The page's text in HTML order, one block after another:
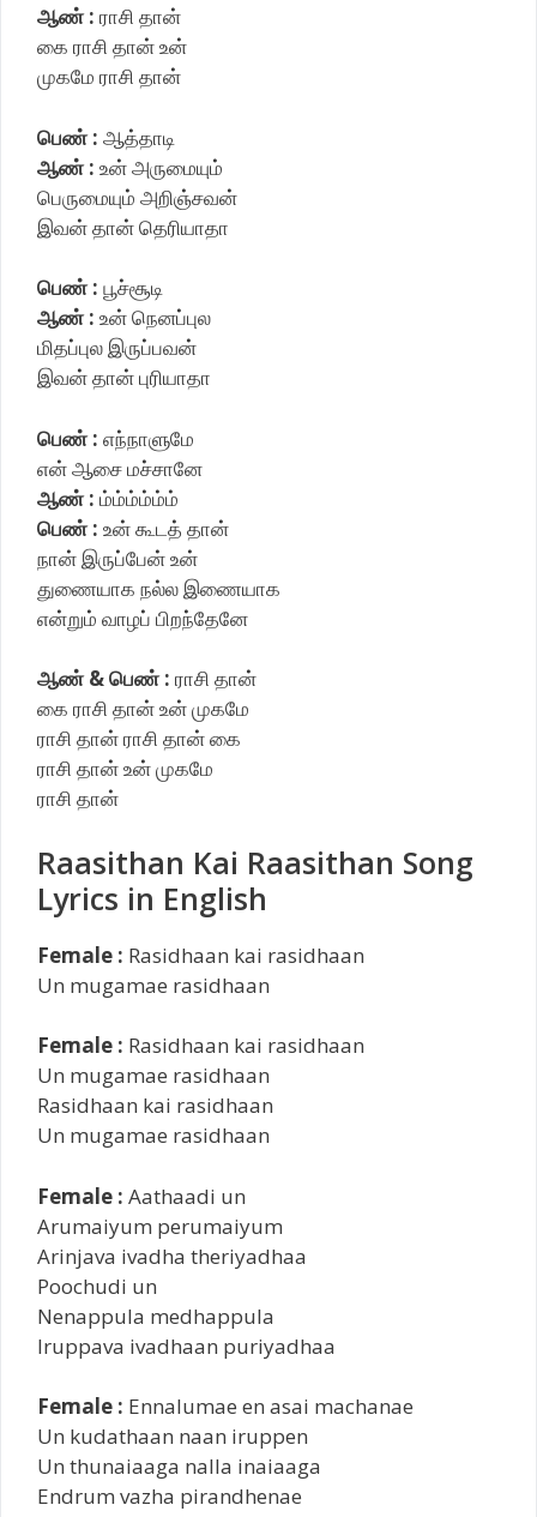
ஆண் : ராசி தான்
கை ராசி தான் உன்
முகமே ராசி தான்
பெண் : ஆத்தாடி
ஆண் : உன் அருமையும்
பெருமையும் அறிஞ்சவன்
இவன் தான் தெரியாதா
பெண் : பூச்சூடி
ஆண் : உன் நெனப்புல
மிதப்புல இருப்பவன்
இவன் தான் புரியாதா
பெண் : எந்நாளுமே
என் ஆசை மச்சானே
ஆண் : ம்ம்ம்ம்ம்ம்
பெண் : உன் கூடத் தான்
நான் இருப்பேன் உன்
துணையாக நல்ல இணையாக
என்றும் வாழப் பிறந்தேனே
ஆண் & பெண் : ராசி தான்
கை ராசி தான் உன் முகமே
ராசி தான் ராசி தான் கை
ராசி தான் உன் முகமே
ராசி தான்
Raasithan Kai Raasithan Song
Lyrics in English
Female : Rasidhaan kai rasidhaan
Un mugamae rasidhaan
Female : Rasidhaan kai rasidhaan
Un mugamae rasidhaan
Rasidhaan kai rasidhaan
Un mugamae rasidhaan
Female : Aathaadi un
Arumaiyum perumaiyum
Arinjava ivadha theriyadhaa
Poochudi un
Nenappula medhappula
Iruppava ivadhaan puriyadhaa
Female : Ennalumae en asai machanae
Un kudathaan naan iruppen
Un thunaiaaga nalla inaiaaga
Endrum vazha pirandhenae